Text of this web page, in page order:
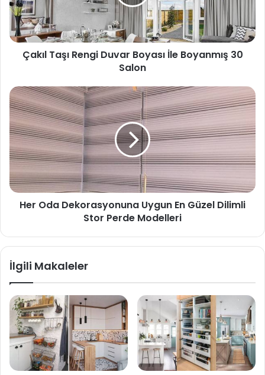
Çakıl Taşı Rengi Duvar Boyası İle Boyanmış 30
Salon
Her Oda Dekorasyonuna Uygun En Güzel Dilimli
Stor Perde Modelleri
İlgili Makaleler